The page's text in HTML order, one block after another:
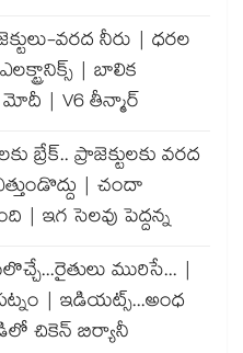
వరద నీరు | ధరల
| బాలిక
| V6 తీన్మార్
బ్రేక్.. ప్రాజెక్టులకు వరద
| చందా
| ఇగ సెలవు పెద్దన్న
మురిసే... |
| ఇడియట్స్...అంధ
చికెన్ బిర్యానీ